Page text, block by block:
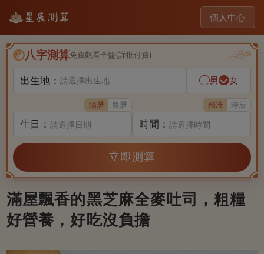
個人中心
八字測算免費觀看全盤(詳批付費)
出生地：請選擇出生地 男 女
陽曆 農曆
生日：請選擇日期
精准 時辰
時間：請選擇時間
立即測算
滿屋飄香的黑芝麻全麥吐司，粗糧
好營養，好吃沒負擔